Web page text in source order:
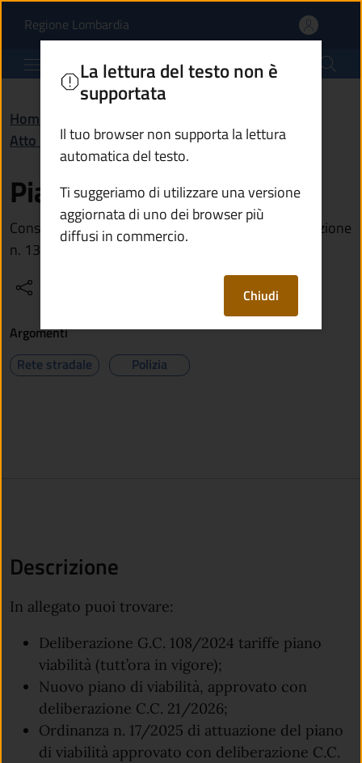
Piano di viabilità |
Regione Lombardia(apre in un'altra scheda).
Comune di Monte Isola
Home
Atto normativo / Piano di viabilità
Piano di viabilità
Consulta il piano di viabilità approvato con deliberazione
n. 13 del 2025 e le relative tariffe
La lettura del testo non è
supportata
Il tuo browser non supporta la lettura
automatica del testo.
Ti suggeriamo di utilizzare una versione
aggiornata di uno dei browser più
diffusi in commercio.
Chiudi
Argomenti
Rete stradale
Polizia
Descrizione
In allegato puoi trovare:
Deliberazione G.C. 108/2024 tariffe piano
viabilità (tutt’ora in vigore);
Nuovo piano di viabilità, approvato con
deliberazione C.C. 21/2026;
Ordinanza n. 17/2025 di attuazione del piano
di viabilità approvato con deliberazione C.C.